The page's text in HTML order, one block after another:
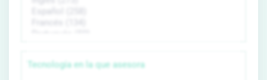
Tecnología en la que asesora